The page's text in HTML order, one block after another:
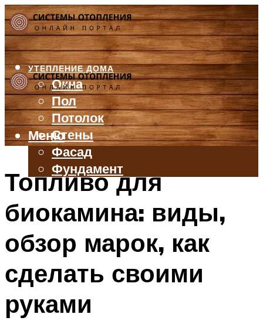
УТЕПЛЕНИЕ ДОМА
Окна
Пол
Потолок
Стены
Фасад
Фундамент
БАЛКОН И ЛОДЖИЯ
ВЕНТИЛЯЦИЯ
ТРУБЫ
Меню
Меню
Топливо для
биокамина: виды,
обзор марок, как
сделать своими
руками